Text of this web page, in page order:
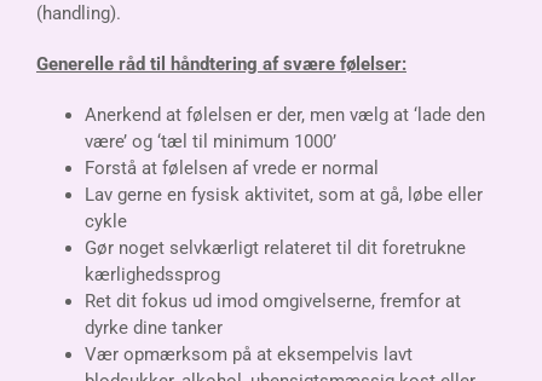
(handling).
Generelle råd til håndtering af svære følelser:
Anerkend at følelsen er der, men vælg at ‘lade den
være’ og ‘tæl til minimum 1000’
Forstå at følelsen af vrede er normal
Lav gerne en fysisk aktivitet, som at gå, løbe eller
cykle
Gør noget selvkærligt relateret til dit foretrukne
kærlighedssprog
Ret dit fokus ud imod omgivelserne, fremfor at
dyrke dine tanker
Vær opmærksom på at eksempelvis lavt